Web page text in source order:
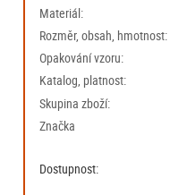
Materiál:
Rozměr, obsah, hmotnost:
Opakování vzoru:
Katalog, platnost:
Skupina zboží:
Značka
Dostupnost: